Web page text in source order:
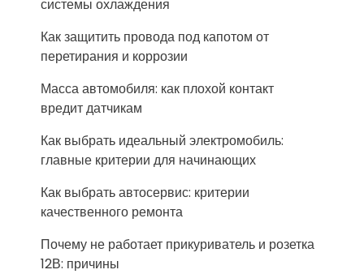
системы охлаждения
Как защитить провода под капотом от
перетирания и коррозии
Масса автомобиля: как плохой контакт
вредит датчикам
Как выбрать идеальный электромобиль:
главные критерии для начинающих
Как выбрать автосервис: критерии
качественного ремонта
Почему не работает прикуриватель и розетка
12В: причины